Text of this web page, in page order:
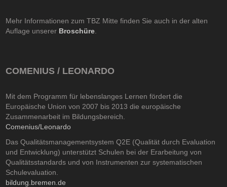
Mehr Informationen zum TBZ Mitte finden Sie auch in der alten
Auflage unserer Broschüre
COMENIUS / LEONARDO
Mit dem Programm für lebenslanges Lernen fördert die
Europäische Union von 2007 bis 2013 die europäische
Zusammenarbeit im Bildungsbereich.
Comenius/Leonardo
Das Qualitätsmanagementsystem Q2E (Qualität durch Evaluation
und Entwicklung) unterstützt Schulen bei der Erarbeitung von
Qualitätsstandards und von Instrumenten zur systematischen
Schulevaluation.
bildung.bremen.de